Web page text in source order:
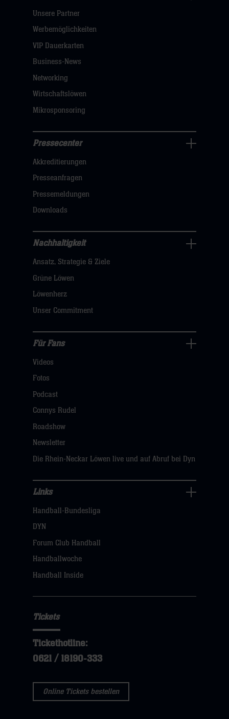
Navigation
öffnen,
dann
klicken
Unsere Partner
Werbemöglichkeiten
VIP Dauerkarten
Business-News
Networking
Wirtschaftslöwen
Mikrosponsoring
Navigation
öffnen,
dann
klicken
hier
Pressecenter
Akkreditierungen
Presseanfragen
Pressemeldungen
Downloads
Nachhaltigkeit
Navigation
öffnen,
dann
hier
Nachhaltigkeit
Ansatz, Strategie & Ziele
Grüne Löwen
Löwenherz
Unser Commitment
Fans
Navigation
öffnen,
dann
hier
Für Fans
Videos
Fotos
Podcast
Connys Rudel
Roadshow
Newsletter
Die Rhein-Neckar Löwen live und auf Abruf bei Dyn
Navigation
öffnen,
dann
klicken
Links
Handball-Bundesliga
DYN
Forum Club Handball
Handballwoche
Handball Inside
Tickets
Tickethotline:
0621 / 18190-333
Online Tickets bestellen